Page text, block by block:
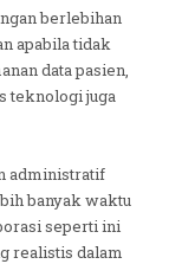
berlebihan
apabila tidak
data pasien,
teknologi juga
administratif
banyak waktu
seperti ini
realistis dalam